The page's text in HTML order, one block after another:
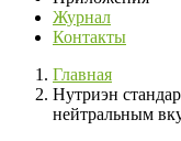
Журнал
Контакты
Главная
Нутриэн
нейтральным